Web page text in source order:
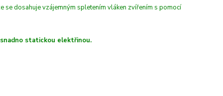
dosahuje vzájemným spletením vláken zvířením s pomocí
statickou elektřinou.